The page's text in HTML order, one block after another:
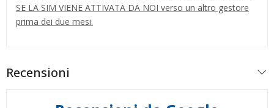
SE LA SIM VIENE ATTIVATA DA NOI verso un altro gestore
prima dei due mesi.
Recensioni